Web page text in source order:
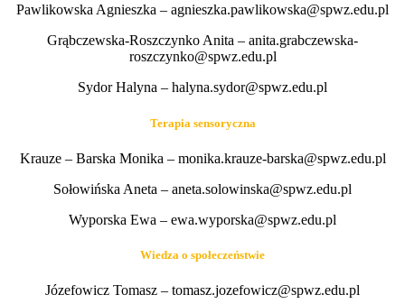
Pawlikowska Agnieszka – agnieszka.pawlikowska@spwz.edu.pl
Grąbczewska-Roszczynko Anita – anita.grabczewska-
roszczynko@spwz.edu.pl
Sydor Halyna – halyna.sydor@spwz.edu.pl
Terapia sensoryczna
Krauze – Barska Monika – monika.krauze-barska@spwz.edu.pl
Sołowińska Aneta – aneta.solowinska@spwz.edu.pl
Wyporska Ewa – ewa.wyporska@spwz.edu.pl
Wiedza o społeczeństwie
Józefowicz Tomasz – tomasz.jozefowicz@spwz.edu.pl